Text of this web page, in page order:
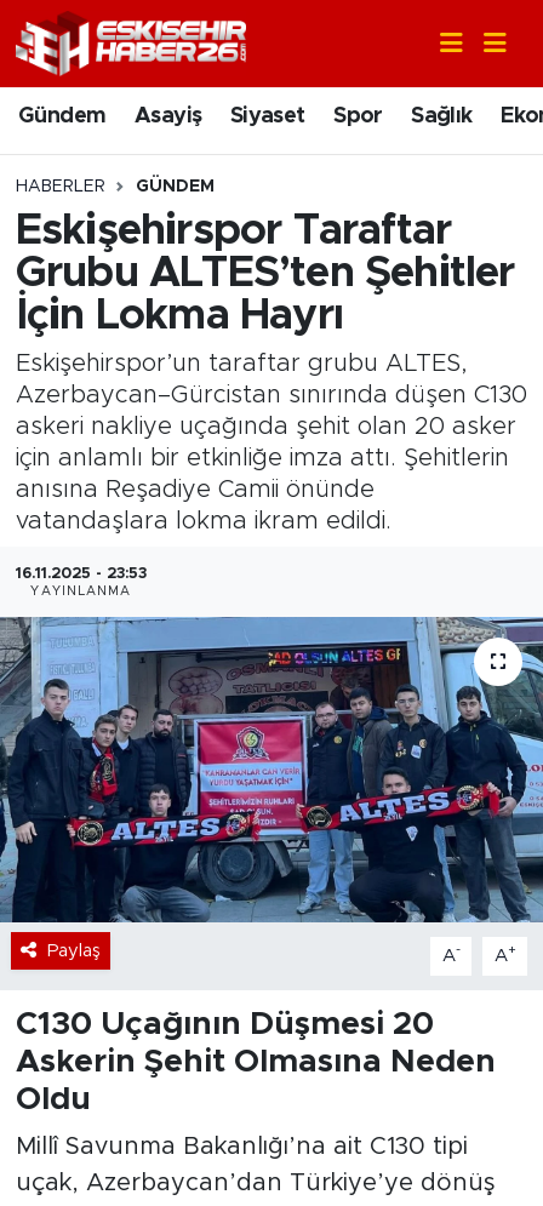
Gündem Asayiş Siyaset Spor Sağlık
HABERLER GÜNDEM
Eskişehirspor Taraftar
Grubu ALTES’ten Şehitler
İçin Lokma Hayrı
Eskişehirspor’un taraftar grubu ALTES,
Azerbaycan–Gürcistan sınırında düşen C130
askeri nakliye uçağında şehit olan 20 asker
için anlamlı bir etkinliğe imza attı. Şehitlerin
anısına Reşadiye Camii önünde
vatandaşlara lokma ikram edildi.
16.11.2025 - 23:53
YAYINLANMA
Paylaş A- A+
C130 Uçağının Düşmesi 20
Askerin Şehit Olmasına Neden
Oldu
Millî Savunma Bakanlığı’na ait C130 tipi
uçak, Azerbaycan’dan Türkiye’ye dönüş
Gündem
Asayiş
Siyaset
Spor
Ekonomi
Eğitim
Sanat
Bölge
Teknoloji
Magazin
Dünya
Sektör
Nöbetçi Eczaneler
Hava Durumu
Trafik Durumu
Süper Lig Puan Durumu ve Fikstür
Son Dakika Haberleri
Haber Arşivi